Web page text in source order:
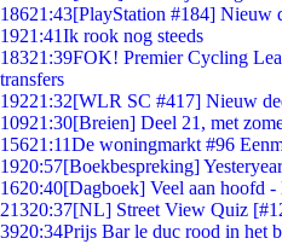
18621:43[PlayStation #184] Nieuw
1921:41Ik rook nog steeds
18321:39FOK! Premier Cycling
transfers
19221:32[WLR SC #417] Nieuw
10921:30[Breien] Deel 21, met
15621:11De woningmarkt #96
1920:57[Boekbespreking]
1620:40[Dagboek] Veel aan hoofd -
21320:37[NL] Street View Quiz
3920:34Prijs Bar le duc rood in het